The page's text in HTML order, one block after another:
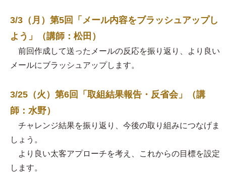
3/3（月）第5回「メール内容をブラッシュアップし
よう」（講師：松田）
前回作成して送ったメールの反応を振り返り、より良い
メールにブラッシュアップします。
3/25（火）第6回「取組結果報告・反省会」（講
師：水野）
チャレンジ結果を振り返り、今後の取り組みにつなげま
しょう。
より良い太客アプローチを考え、これからの目標を設定
します。